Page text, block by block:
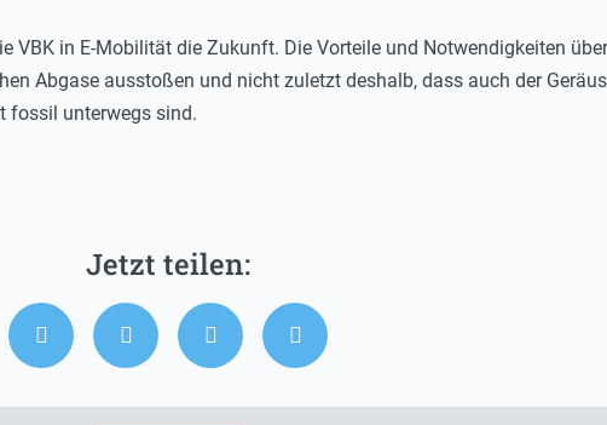
VBK in E-Mobilität die Zukunft. Die Vorteile und Notwendigkeiten
Abgase ausstoßen und nicht zuletzt deshalb, dass auch der
fossil unterwegs sind.